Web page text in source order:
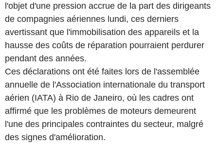
l'objet d'une pression accrue de la part des dirigeants
de compagnies aériennes lundi, ces derniers
avertissant que l'immobilisation des appareils et la
hausse des coûts de réparation pourraient perdurer
pendant des années.
Ces déclarations ont été faites lors de l'assemblée
annuelle de l'Association internationale du transport
aérien (IATA) à Rio de Janeiro, où les cadres ont
affirmé que les problèmes de moteurs demeurent
l'une des principales contraintes du secteur, malgré
des signes d'amélioration.